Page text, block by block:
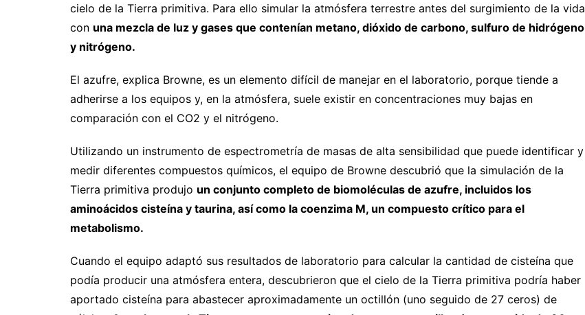
cielo de la Tierra primitiva. Para ello simular la atmósfera terrestre antes del surgimiento de la vida
con una mezcla de luz y gases que contenían metano, dióxido de carbono, sulfuro de hidrógeno
y nitrógeno.
El azufre, explica Browne, es un elemento difícil de manejar en el laboratorio, porque tiende a
adherirse a los equipos y, en la atmósfera, suele existir en concentraciones muy bajas en
comparación con el CO2 y el nitrógeno.
Utilizando un instrumento de espectrometría de masas de alta sensibilidad que puede identificar y
medir diferentes compuestos químicos, el equipo de Browne descubrió que la simulación de la
Tierra primitiva produjo un conjunto completo de biomoléculas de azufre, incluidos los
aminoácidos cisteína y taurina, así como la coenzima M, un compuesto crítico para el
metabolismo.
Cuando el equipo adaptó sus resultados de laboratorio para calcular la cantidad de cisteína que
podía producir una atmósfera entera, descubrieron que el cielo de la Tierra primitiva podría haber
aportado cisteína para abastecer aproximadamente un octillón (uno seguido de 27 ceros) de